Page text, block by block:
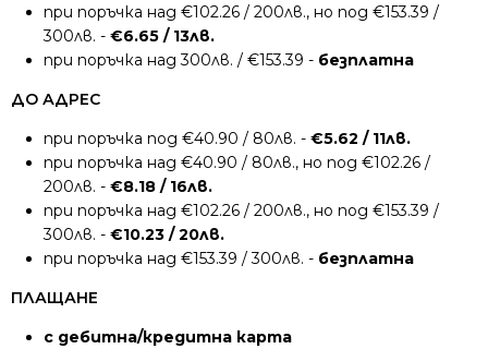
при поръчка над €102.26 / 200лв., но под €153.39 /
300лв. - €6.65 / 13лв.
при поръчка над 300лв. / €153.39 - безплатна
ДО АДРЕС
при поръчка под €40.90 / 80лв. - €5.62 / 11лв.
при поръчка над €40.90 / 80лв., но под €102.26 /
200лв. - €8.18 / 16лв.
при поръчка над €102.26 / 200лв., но под €153.39 /
300лв. - €10.23 / 20лв.
при поръчка над €153.39 / 300лв. - безплатна
ПЛАЩАНЕ
с дебитна/кредитна карта